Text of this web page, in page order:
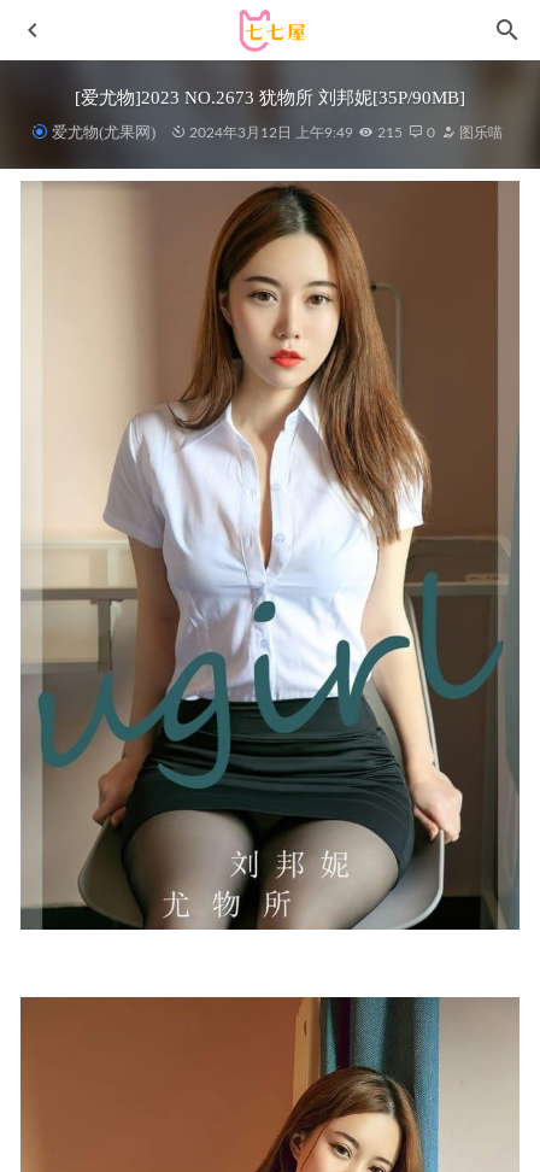
[爱尤物]2023 NO.2673 犹物所 刘邦妮[35P/90MB]
爱尤物(尤果网) 2024年3月12日 上午9:49 215 0 图乐喵
[微密圈]女刺客 –水手服系列[19P-45M] 2023-07-22
[Xiuren秀人网]2025.11.28 NO.11043 王羽纯[79P/819.30MB]
Sia – [Paranhosu] Touch Me Gently [48P-188MB] 2023-02-27
秀人网 – 2020.09.15 Vol.2563 陈小喵[84+1P836M] 2022-12-
[Xiuren秀人网]2023.11.16 NO.7672 Carol周妍希
[81+1P/714MB]
2024-03-10